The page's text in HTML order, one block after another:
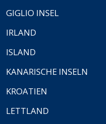
GIGLIO INSEL
IRLAND
ISLAND
KANARISCHE INSELN
KROATIEN
LETTLAND